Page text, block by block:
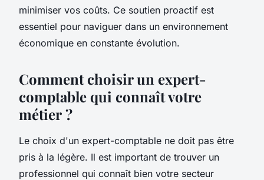
minimiser vos coûts. Ce soutien proactif est
essentiel pour naviguer dans un environnement
économique en constante évolution.
Comment choisir un expert-
comptable qui connaît votre
métier ?
Le choix d'un expert-comptable ne doit pas être
pris à la légère. Il est important de trouver un
professionnel qui connaît bien votre secteur